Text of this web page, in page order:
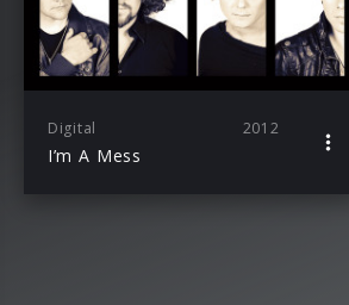
Digital 2012
I’m A Mess